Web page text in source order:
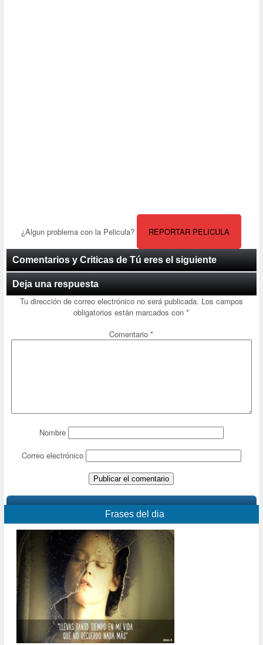
¿Algun problema con la Pelicula? REPORTAR PELICULA
Comentarios y Criticas de Tú eres el siguiente
Deja una respuesta
Tu dirección de correo electrónico no será publicada. Los campos
obligatorios están marcados con*
Comentario*
Nombre
Correo electrónico
Frases del dia